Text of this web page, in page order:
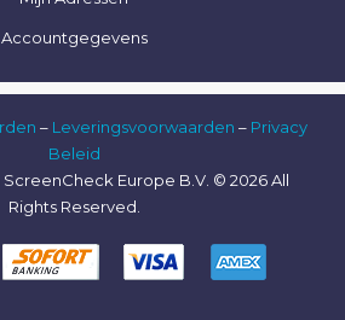
Accountgegevens
– Leveringsvoorwaarden – Privacy
Beleid
Europe B.V. © 2026 All
Rights Reserved.